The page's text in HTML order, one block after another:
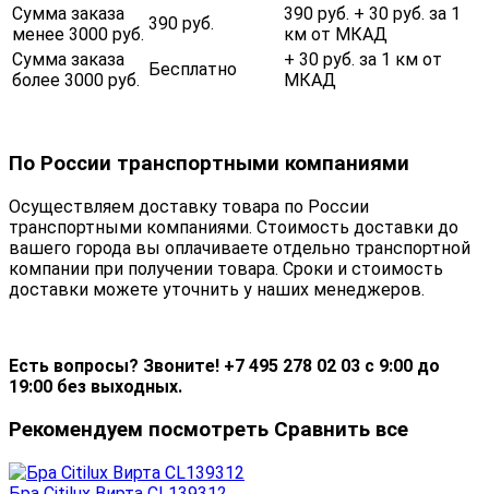
Сумма заказа
менее 3000 руб.
390 руб.
390 руб. + 30 руб. за 1
км от МКАД
Сумма заказа
более 3000 руб.
Бесплатно
+ 30 руб. за 1 км от
МКАД
По России транспортными компаниями
Осуществляем доставку товара по России
транспортными компаниями. Стоимость доставки до
вашего города вы оплачиваете отдельно транспортной
компании при получении товара. Сроки и стоимость
доставки можете уточнить у наших менеджеров.
Есть вопросы? Звоните! +7 495 278 02 03 с 9:00 до
19:00 без выходных.
Рекомендуем посмотреть Сравнить все